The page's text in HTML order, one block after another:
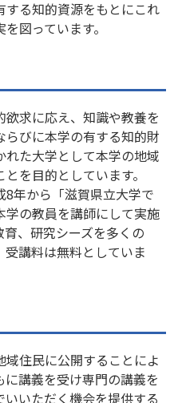
る知的資源をもとにこれ
図っています。
求に応え、知識や教養を
びに本学の有する知的財
た大学として本学の地域
を目的としています。
年から「滋賀県立大学で
の教員を講師にして実施
、研究シーズを多くの
講料は無料としていま
住民に公開することによ
講義を受け専門の講義を
いただく機会を提供する